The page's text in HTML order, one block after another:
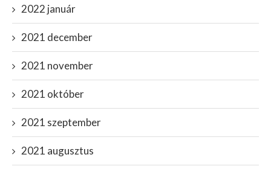
2022 január
2021 december
2021 november
2021 október
2021 szeptember
2021 augusztus